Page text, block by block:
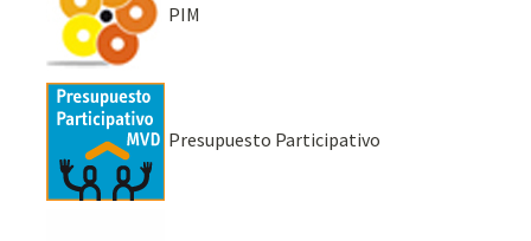
PIM
Presupuesto Participativo